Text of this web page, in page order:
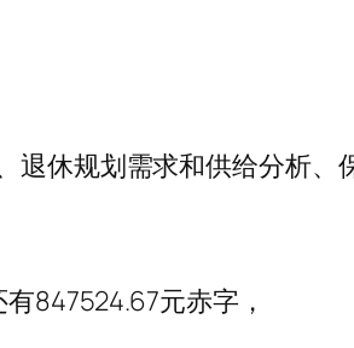
退休规划需求和供给分析
847524.67元赤字，